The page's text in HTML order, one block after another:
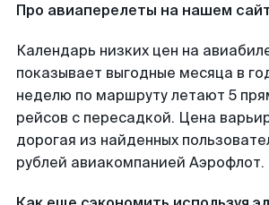
Про авиаперелеты на нашем
Календарь низких цен на
показывает выгодные месяца в
неделю по маршруту летают 5
рейсов с пересадкой. Цена
дорогая из найденных
рублей авиакомпанией Аэрофлот.